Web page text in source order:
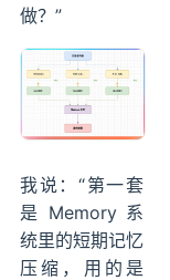
做？”
我说：“第一套
是 Memory 系
统里的短期记忆
压缩，用的是